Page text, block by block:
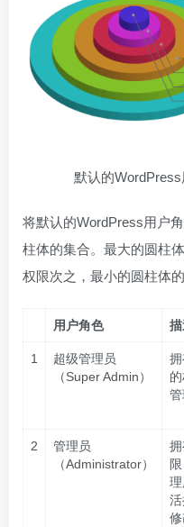
默认的
将默认的WordPress用户
柱体的集合。最大的圆柱
权限次之，最小的圆柱体的
用户角色
1
超级管理员
（Super Admin）
管
2
管理员
（Administrator）
修